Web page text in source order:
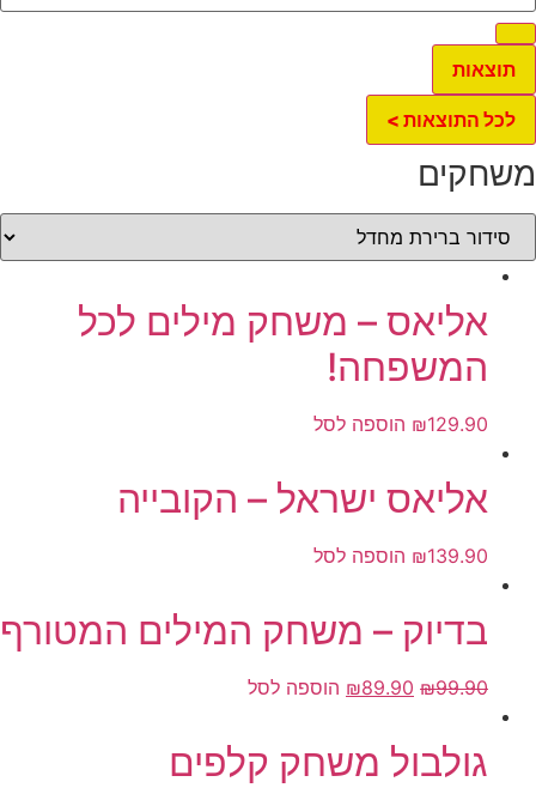
תוצאות
לכל התוצאות >
אליאס – משחק מילים לכל
המשפחה!
₪129.90 הוספה לסל
אליאס ישראל – הקובייה
₪139.90 הוספה לסל
בדיוק – משחק המילים המטורף
₪99.90
₪89.90 הוספה לסל
גולבול משחק קלפים